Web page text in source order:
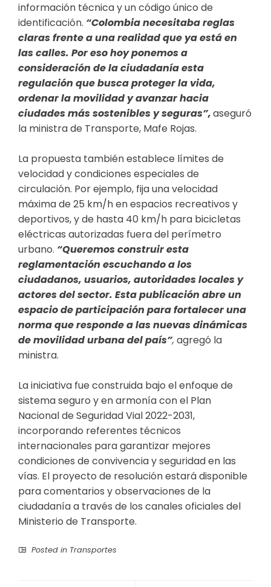
información técnica y un código único de
identificación. “Colombia necesitaba reglas
claras frente a una realidad que ya está en
las calles. Por eso hoy ponemos a
consideración de la ciudadanía esta
regulación que busca proteger la vida,
ordenar la movilidad y avanzar hacia
ciudades más sostenibles y seguras”,aseguró
la ministra de Transporte, Mafe Rojas.
La propuesta también establece límites de
velocidad y condiciones especiales de
circulación. Por ejemplo, fija una velocidad
máxima de 25 km/h en espacios recreativos y
deportivos, y de hasta 40 km/h para bicicletas
eléctricas autorizadas fuera del perímetro
urbano. “Queremos construir esta
reglamentación escuchando a los
ciudadanos, usuarios, autoridades locales y
actores del sector. Esta publicación abre un
espacio de participación para fortalecer una
norma que responde a las nuevas dinámicas
de movilidad urbana del país”, agregó la
ministra.
La iniciativa fue construida bajo el enfoque de
sistema seguro y en armonía con el Plan
Nacional de Seguridad Vial 2022-2031,
incorporando referentes técnicos
internacionales para garantizar mejores
condiciones de convivencia y seguridad en las
vías. El proyecto de resolución estará disponible
para comentarios y observaciones de la
ciudadanía a través de los canales oficiales del
Ministerio de Transporte.
Posted in Transportes